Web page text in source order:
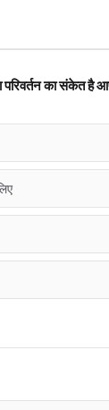
का संकेत है